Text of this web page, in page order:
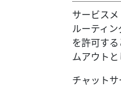
サービス
ルーティ
を許可す
ムアウトと
チャット